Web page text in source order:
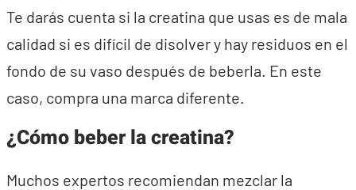
Te darás cuenta si la creatina que usas es de mala
calidad si es difícil de disolver y hay residuos en el
fondo de su vaso después de beberla. En este
caso, compra una marca diferente.
¿Cómo beber la creatina?
Muchos expertos recomiendan mezclar la